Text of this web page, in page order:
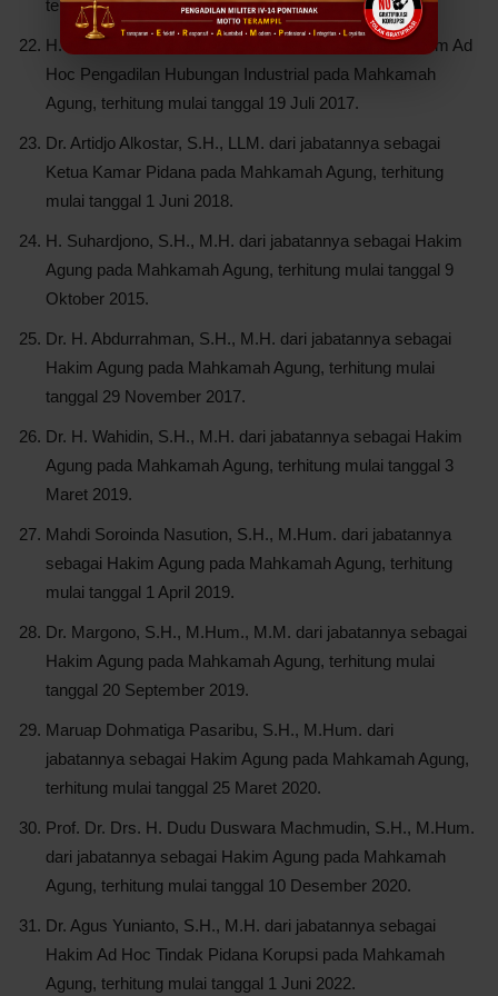
terhitung mulai tanggal 01 April 2016.
H. Buyung Marizal, S.H. dari jabatannya sebagai Hakim Ad
Hoc Pengadilan Hubungan Industrial pada Mahkamah
Agung, terhitung mulai tanggal 19 Juli 2017.
Dr. Artidjo Alkostar, S.H., LLM. dari jabatannya sebagai
Ketua Kamar Pidana pada Mahkamah Agung, terhitung
mulai tanggal 1 Juni 2018.
H. Suhardjono, S.H., M.H. dari jabatannya sebagai Hakim
Agung pada Mahkamah Agung, terhitung mulai tanggal 9
Oktober 2015.
Dr. H. Abdurrahman, S.H., M.H. dari jabatannya sebagai
Hakim Agung pada Mahkamah Agung, terhitung mulai
tanggal 29 November 2017.
Dr. H. Wahidin, S.H., M.H. dari jabatannya sebagai Hakim
Agung pada Mahkamah Agung, terhitung mulai tanggal 3
Maret 2019.
Mahdi Soroinda Nasution, S.H., M.Hum. dari jabatannya
sebagai Hakim Agung pada Mahkamah Agung, terhitung
mulai tanggal 1 April 2019.
Dr. Margono, S.H., M.Hum., M.M. dari jabatannya sebagai
Hakim Agung pada Mahkamah Agung, terhitung mulai
tanggal 20 September 2019.
Maruap Dohmatiga Pasaribu, S.H., M.Hum. dari
jabatannya sebagai Hakim Agung pada Mahkamah Agung,
terhitung mulai tanggal 25 Maret 2020.
Prof. Dr. Drs. H. Dudu Duswara Machmudin, S.H., M.Hum.
dari jabatannya sebagai Hakim Agung pada Mahkamah
Agung, terhitung mulai tanggal 10 Desember 2020.
Dr. Agus Yunianto, S.H., M.H. dari jabatannya sebagai
Hakim Ad Hoc Tindak Pidana Korupsi pada Mahkamah
Agung, terhitung mulai tanggal 1 Juni 2022.